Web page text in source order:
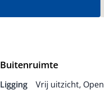
Buitenruimte
Ligging
Vrij uitzicht,